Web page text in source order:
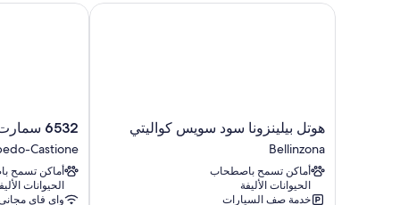
هوتل
بيلينزونا
سود
سويس
كواليتي
هوتل بيلينزونا سود سويس كواليتي
Bellinzona
أماكن تسمح باصطحاب
الحيوانات الأليفة
خدمة صف السيارات
هوتل بيلينزونا سود سويس كواليتي
6532
سمارت
هوتل
-
سيلف
6532 سمارت هوتل - سيلف تشيك-إن
Castione
أماكن تسمح
الحيوانات
واي فاي
6532 سمارت هوتل - سيلف تشيك-إن